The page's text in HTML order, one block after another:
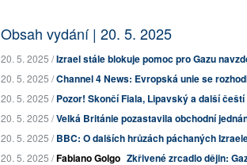
Obsah vydání | 20. 5. 2025
20. 5. 2025 /Izrael stále blokuje pomoc pro Gazu
20. 5. 2025 /Channel 4 News: Evropská unie se
20. 5. 2025 /Pozor! Skončí Fiala, Lipavský a další
20. 5. 2025 /Velká Británie pozastavila obchodní
20. 5. 2025 /BBC: O dalších hrůzách páchaných
20. 5. 2025 /Fabiano Golgo Zkřivené zrcadlo dějin: